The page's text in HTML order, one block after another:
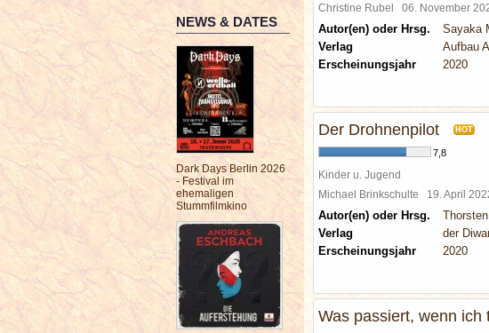
NEWS & DATES
Dark Days Berlin 2026
- Festival im
ehemaligen
Stummfilmkino
Christine Rubel 06. November
Autor(en) oder Hrsg.
Sayaka
Verlag
Aufbau
Erscheinungsjahr
2020
Der Drohnenpilot HOT
7,8
Kinder u. Jugend
Michael Brinkschulte 19. April
Autor(en) oder Hrsg.
Verlag
der
Erscheinungsjahr
2020
Was passiert, wenn ich